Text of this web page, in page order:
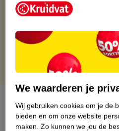
Gratis thuisbezorgd
Gratis punten met je Kruidvat
Over dit product
Productinformatie
We waarderen je
Wij gebruiken cookies om je de
bieden en om onze website
maken. Zo kunnen we jou de